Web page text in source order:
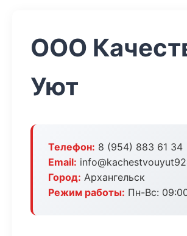
ООО
Уют
Телефон: 8 (954) 883 61 34
Email:
Город: Архангельск
Режим работы: Пн-Вс: